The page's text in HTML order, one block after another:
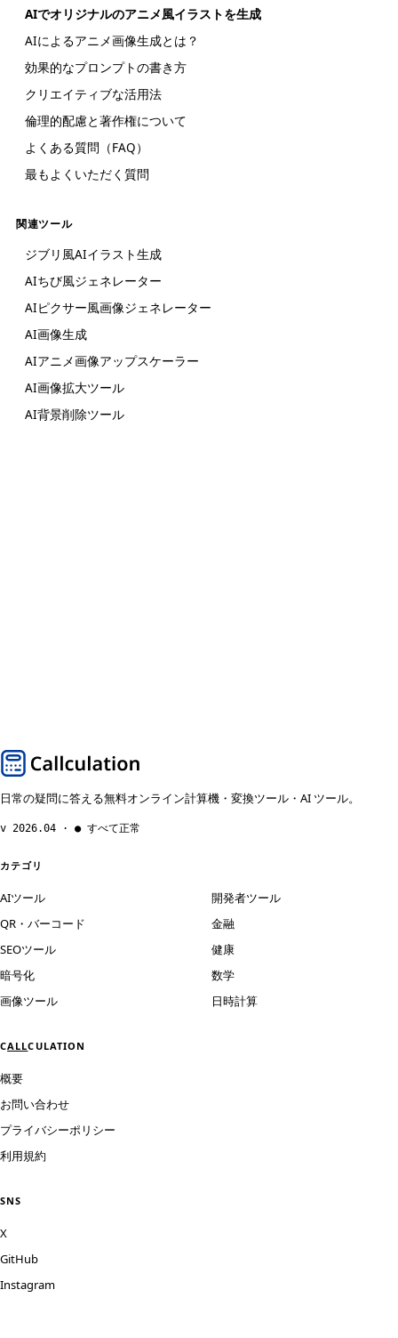
AIでオリジナルのアニメ風イラストを生成
AIによるアニメ画像生成とは？
効果的なプロンプトの書き方
クリエイティブな活用法
倫理的配慮と著作権について
よくある質問（FAQ）
最もよくいただく質問
関連ツール
ジブリ風AIイラスト生成
AIちび風ジェネレーター
AIピクサー風画像ジェネレーター
AI画像生成
AIアニメ画像アップスケーラー
AI画像拡大ツール
AI背景削除ツール
日常の疑問に答える無料オンライン計算機・変換ツール・AI ツール。
v 2026.04 · ● すべて正常
カテゴリ
AIツール
QR・バーコード
SEOツール
暗号化
画像ツール
開発者ツール
金融
健康
数学
日時計算
CALLCULATION
概要
お問い合わせ
プライバシーポリシー
利用規約
SNS
X
GitHub
Instagram